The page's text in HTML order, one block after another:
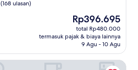
(168 ulasan)
Harga
sekarang
Rp396.695
Rp396.695
total Rp480.000
termasuk pajak & biaya lainnya
9 Agu - 10 Agu